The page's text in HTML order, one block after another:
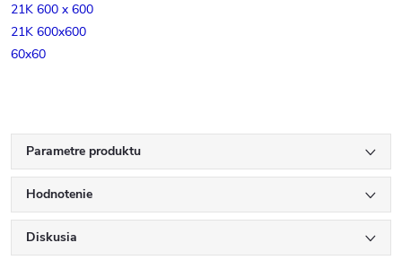
21K 600 x 600
21K 600x600
60x60
Parametre produktu
Hodnotenie
Diskusia